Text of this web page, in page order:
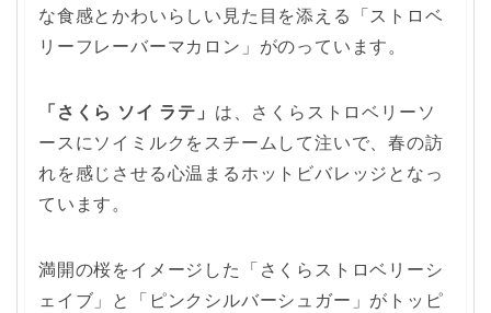
な食感とかわいらしい見た目を添える「ストロベ
リーフレーバーマカロン」がのっています。
「さくら ソイ ラテ」 は、さくらストロベリーソ
ースにソイミルクをスチームして注いで、春の訪
れを感じさせる心温まるホットビバレッジとなっ
ています。
満開の桜をイメージした「さくらストロベリーシ
ェイブ」と「ピンクシルバーシュガー」がトッピ